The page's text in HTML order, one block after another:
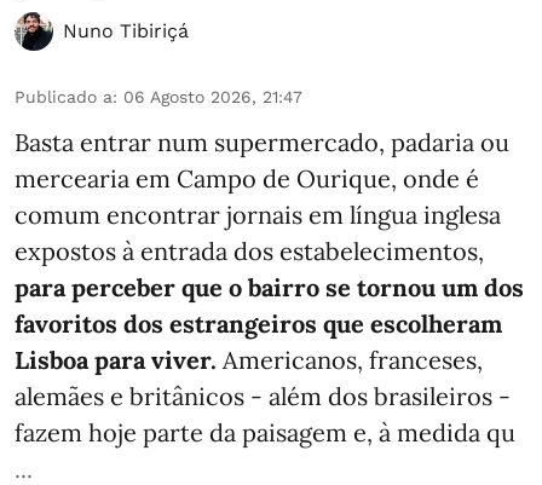
Nuno Tibiriçá
Publicado a: 06 Agosto 2026, 21:47
Basta entrar num supermercado, padaria ou
mercearia em Campo de Ourique, onde é
comum encontrar jornais em língua inglesa
expostos à entrada dos estabelecimentos,
para perceber que o bairro se tornou um dos
favoritos dos estrangeiros que escolheram
Lisboa para viver. Americanos, franceses,
alemães e britânicos - além dos brasileiros -
fazem hoje parte da paisagem e, à medida qu
...